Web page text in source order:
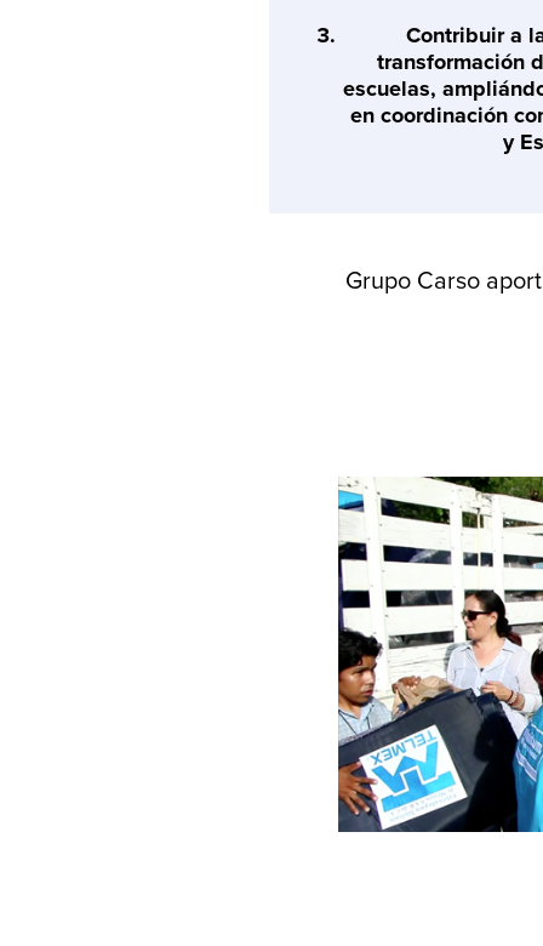
Contribuir a
transformación
escuelas,
en coordinación
y
Grupo Carso